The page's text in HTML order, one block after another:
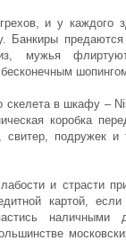
и у каждого
Банкиры
мужья
в шкафу –
коробка
свитер, подружек
и страсти
картой,